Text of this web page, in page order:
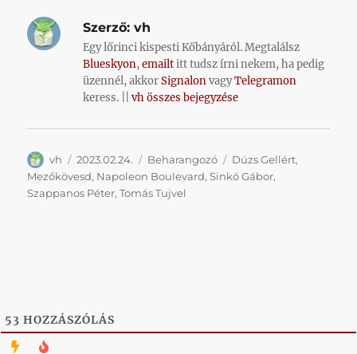
Szerző: vh
Egy lőrinci kispesti Kőbányáról. Megtalálsz
Blueskyon,emailtitt tudsz írni nekem, ha pedig
üzennél, akkorSignalonvagyTelegramon
keress. ||vh összes bejegyzése
Szerző
vh Közzétéve
2023.02.24. Kategória
Beharangozó Címke
Dúzs Gellért,
Mezőkövesd, Napoleon Boulevard,Sinkó Gábor,
Szappanos Péter,Tomás Tujvel
53 HOZZÁSZÓLÁS